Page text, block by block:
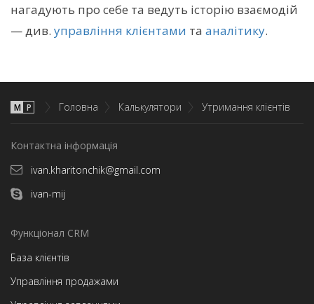
нагадують про себе та ведуть історію взаємодій
— див. управління клієнтами та аналітику.
М P Головна Калькулятори Утримання клієнтів
Контактна інформація
ivan.kharitonchik@gmail.com
ivan-mij
Функціонал CRM
База клієнтів
Управління продажами